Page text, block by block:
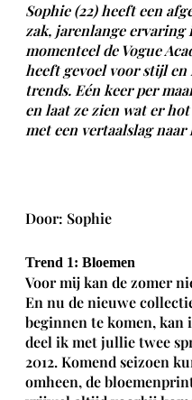
Sophie (22) heeft een
zak, jarenlange
momenteel de Vogue
heeft gevoel voor stijl en
trends. Eén keer per
en laat ze zien wat er
met een vertaalslag
Door: Sophie
Trend 1: Bloemen
Voor mij kan de zomer
En nu de nieuwe
beginnen te komen, kan
deel ik met jullie twee
2012. Komend seizoen
omheen, de